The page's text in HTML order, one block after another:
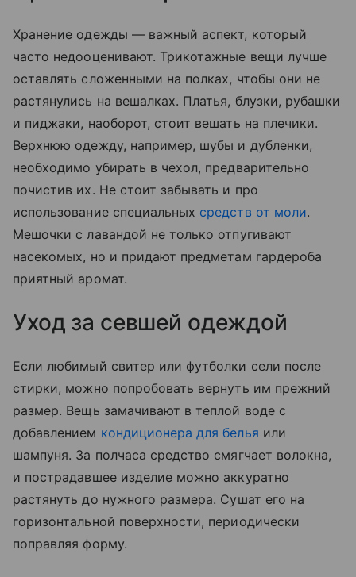
Хранение одежды — важный аспект, который
часто недооценивают. Трикотажные вещи лучше
оставлять сложенными на полках, чтобы они не
растянулись на вешалках. Платья, блузки, рубашки
и пиджаки, наоборот, стоит вешать на плечики.
Верхнюю одежду, например, шубы и дубленки,
необходимо убирать в чехол, предварительно
почистив их. Не стоит забывать и про
использование специальных средств от моли.
Мешочки с лавандой не только отпугивают
насекомых, но и придают предметам гардероба
приятный аромат.
Уход за севшей одеждой
Если любимый свитер или футболки сели после
стирки, можно попробовать вернуть им прежний
размер. Вещь замачивают в теплой воде с
добавлением кондиционера для белья или
шампуня. За полчаса средство смягчает волокна,
и пострадавшее изделие можно аккуратно
растянуть до нужного размера. Сушат его на
горизонтальной поверхности, периодически
поправляя форму.